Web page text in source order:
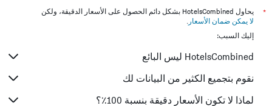
*
يحاول HotelsCombined بشكل دائم الحصول على الأسعار الدقيقة، ولكن
لا يمكن ضمان الأسعار .
إليك السبب:
HotelsCombined ليس البائع
نقوم بتجميع الكثير من البيانات لك
لماذا لا تكون الأسعار دقيقة بنسبة 100٪؟